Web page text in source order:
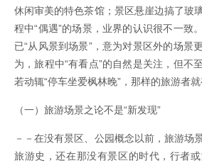
休闲审美的特色茶馆；景区悬崖边搞了玻
程中“偶遇”的场景，业界的认识很不一致
已“从风景到场景”，意为对景区外的场景
为，旅程中“有看点”的自然是关注，但不
若动辄“停车坐爱枫林晚”，那样的旅游者
（一）旅游场景之论不是“新发现”
－－在没有景区、公园概念以前，旅游场
旅游史，还在那没有景区的时代，行者